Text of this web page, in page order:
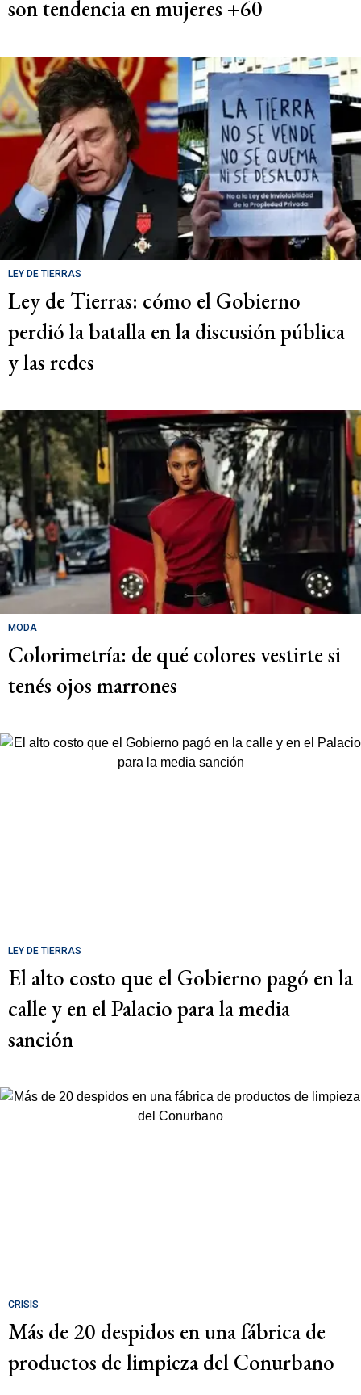
son tendencia en mujeres +60
LEY DE TIERRAS
Ley de Tierras: cómo el Gobierno
perdió la batalla en la discusión pública
y las redes
MODA
Colorimetría: de qué colores vestirte si
tenés ojos marrones
LEY DE TIERRAS
El alto costo que el Gobierno pagó en la
calle y en el Palacio para la media
sanción
CRISIS
Más de 20 despidos en una fábrica de
productos de limpieza del Conurbano